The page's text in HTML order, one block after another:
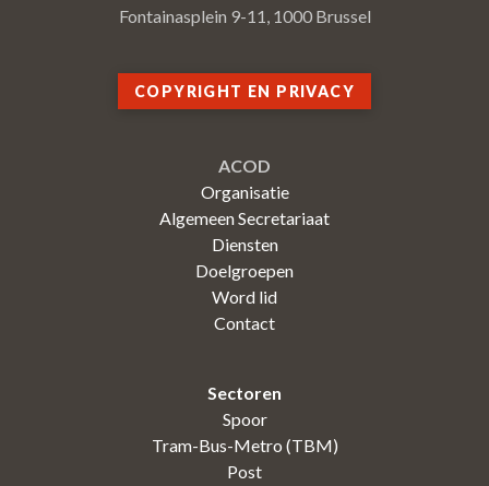
Fontainasplein 9-11, 1000 Brussel
COPYRIGHT EN PRIVACY
ACOD
Organisatie
Algemeen Secretariaat
Diensten
Doelgroepen
Word lid
Contact
Sectoren
Spoor
Tram-Bus-Metro (TBM)
Post